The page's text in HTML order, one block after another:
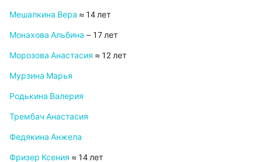
Мешалкина Вера ≈ 14 лет
Монахова Альбина – 17 лет
Морозова Анастасия ≈ 12 лет
Мурзина Марья
Родькина Валерия
Трембач Анастасия
Федякина Анжела
Фризер Ксения ≈ 14 лет